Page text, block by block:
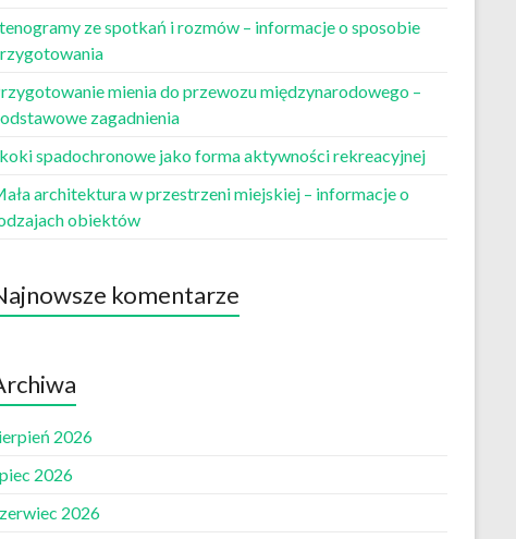
ze spotkań i rozmów – informacje o sposobie
mienia do przewozu międzynarodowego –
zagadnienia
spadochronowe jako forma aktywności rekreacyjnej
architektura w przestrzeni miejskiej – informacje o
obiektów
komentarze
2026
2026
2026